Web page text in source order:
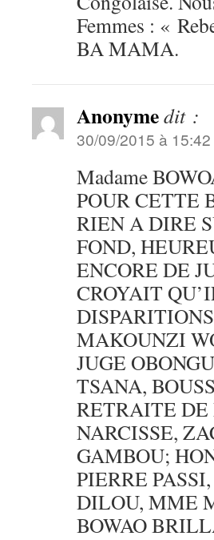
Femmes : «
BA MAMA.
Anonymedit :
30/09/2015 à 15:42
Madame
POUR CETTE
RIEN A DIRE
FOND,
ENCORE DE
CROYAIT
MAKOUNZI
JUGE
TSANA,
RETRAITE
NARCISSE,
GAMBOU;
PIERRE
DILOU, MME
BOWAO